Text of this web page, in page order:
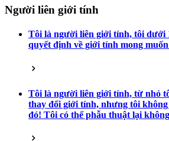
Người liên giới tính
Tôi là người liên giới tính, tôi dưới
quyết định về giới tính mong
Tôi là người liên giới tính, từ nhỏ
thay đổi giới tính, nhưng tôi
đó! Tôi có thể phẫu thuật lại